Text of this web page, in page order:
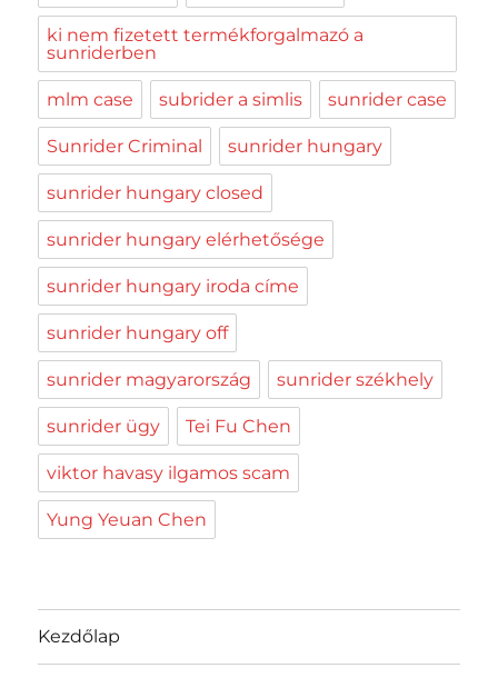
ki nem fizetett termékforgalmazó a
sunriderben
mlm case subrider a simlis sunrider case
Sunrider Criminal sunrider hungary
sunrider hungary closed
sunrider hungary elérhetősége
sunrider hungary iroda címe
sunrider hungary off
sunrider magyarország sunrider székhely
sunrider ügy Tei Fu Chen
viktor havasy ilgamos scam
Yung Yeuan Chen
Kezdőlap